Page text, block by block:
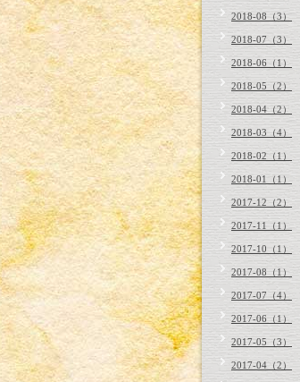
2018-08（3）
2018-07（3）
2018-06（1）
2018-05（2）
2018-04（2）
2018-03（4）
2018-02（1）
2018-01（1）
2017-12（2）
2017-11（1）
2017-10（1）
2017-08（1）
2017-07（4）
2017-06（1）
2017-05（3）
2017-04（2）